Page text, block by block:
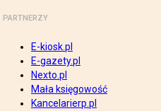
PARTNERZY
E-kiosk.pl
E-gazety.pl
Nexto.pl
Mała księgowość
Kancelarierp.pl